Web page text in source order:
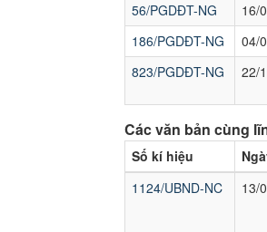
56/PGDĐT-NG
16/
186/PGDĐT-NG
04/
823/PGDĐT-NG
22/
Các văn bản cùng
Số kí hiệu
1124/UBND-NC
13/